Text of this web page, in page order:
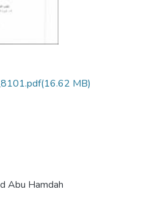
(16.62 MB)
Abu Hamdah